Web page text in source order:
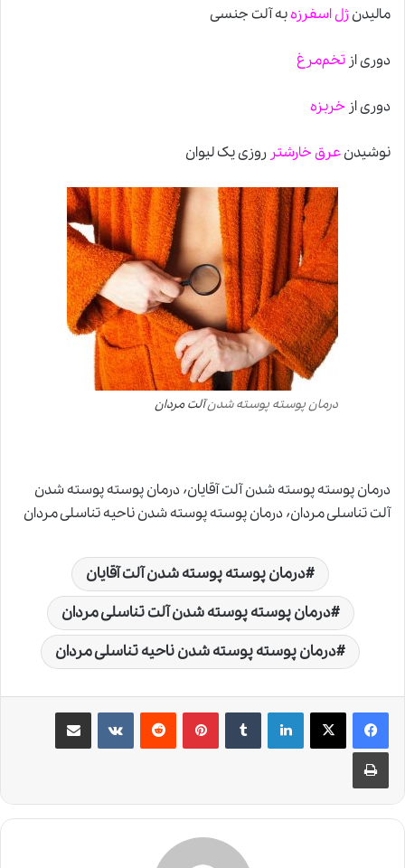
مالیدنژل اسفرزهبه آلت جنسی
دوری از تخم‌مرغ
دوری از خربزه
نوشیدنعرق خارشتر روزی یک لیوان
درمان پوسته پوسته شدنآلت مردان
درمان پوسته پوسته شدن آلت آقایان٬ درمان پوسته پوسته شدن
آلت تناسلی مردان٬ درمان پوسته پوسته شدن ناحیه تناسلی مردان
درمان پوسته پوسته شدن آلت آقایان
درمان پوسته پوسته شدن آلت تناسلی مردان
درمان پوسته پوسته شدن ناحیه تناسلی مردان
لینکدین ‫تامبلر ‫پین‌ترست‫رددیت ‫VKontakteاشتراک گذاری از طریق ایمیل
چاپ